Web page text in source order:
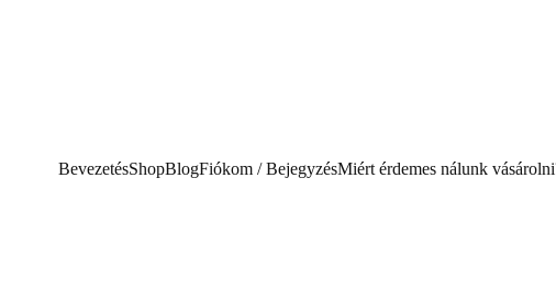
BevezetésShopBlogFiókom / BejegyzésMiért érdemes nálunk